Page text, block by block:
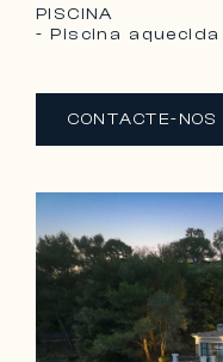
PISCINA
- Piscina aquecida
CONTACTE-NOS